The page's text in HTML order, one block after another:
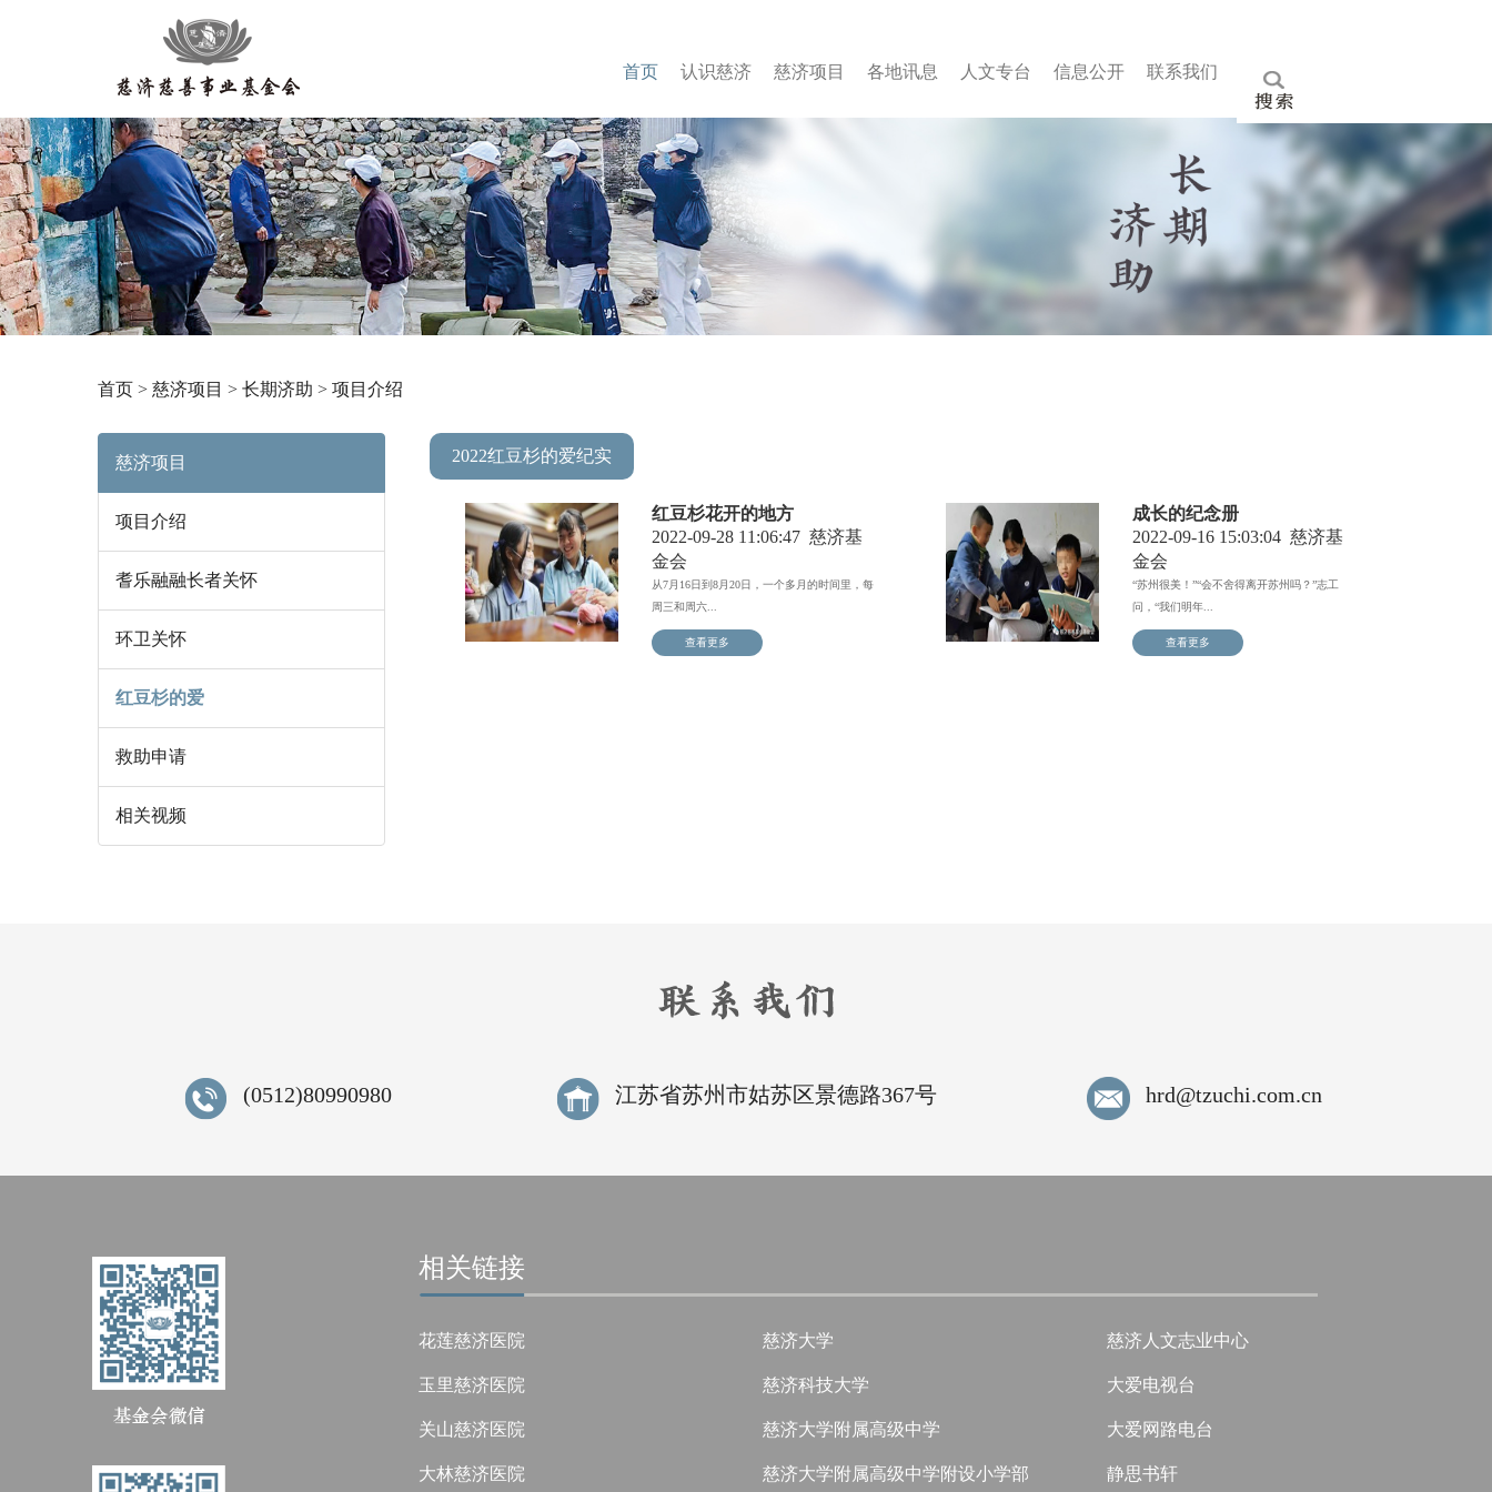
首页 认识慈济 慈济项 目 各地讯息 人 文专台 信息公开 联系我们
首页> 慈济项目 > 长期济助 > 项目介绍
慈济项目
项目介绍
耆乐融融长者关怀
环卫关怀
红豆杉的爱
救助申请
相关视频
2022红豆杉的爱纪实
红豆杉花开的地方
2022-09-28 11:06:47 慈济基
金会
从7月16日到8月20日，一个多月的时间里，每
周三和周六...
查看更多
成长的纪念册
2022-09-16 15:03:04 慈济基
金会
“苏州很美！”“会不舍得离开苏州吗？”志工
问，“我们明年...
查看更多
(0512)80990980 江苏省苏州市姑苏区景德路367号 hrd@tzuchi.com.cn
相关链接
花莲慈济医院
玉里慈济医院
关山慈济医院
大林慈济医院
慈济大学
慈济科技大学
慈济大学附属高级中学
慈济大学附属高级中学附设小学部
慈济人文志业中心
大爱电视台
大爱网路电台
静思书轩